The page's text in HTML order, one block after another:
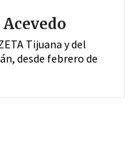
Tijuana y del
desde febrero de